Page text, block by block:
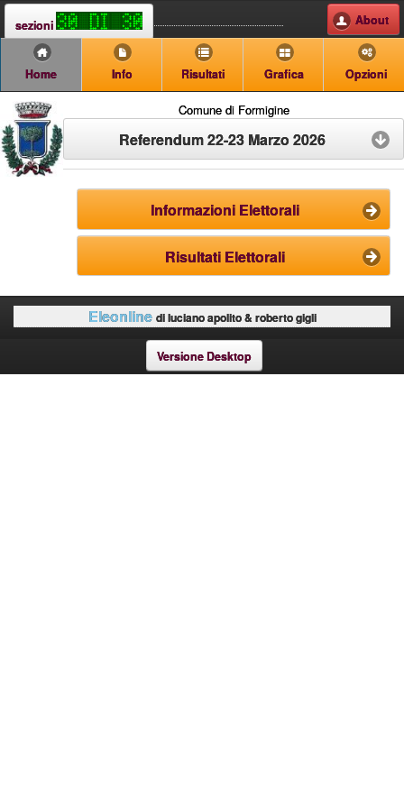
sezioni About
Home Info Risultati Grafica Opzioni
Comune di Formigine
Referendum 22-23 Marzo 2026
Informazioni Elettorali
Risultati Elettorali
Eleonline di luciano apolito & roberto gigli
Versione Desktop